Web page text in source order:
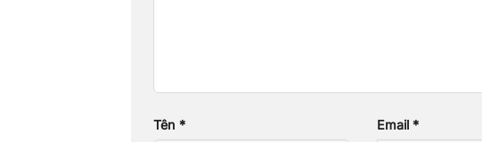
Tên * Email *